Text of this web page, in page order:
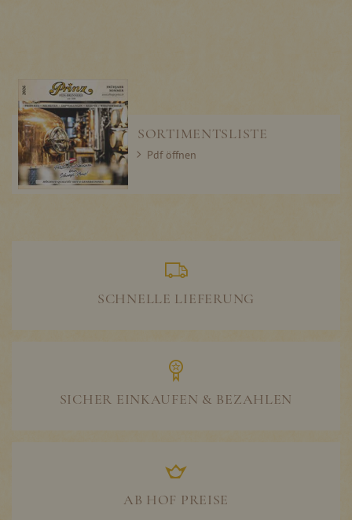
SORTIMENTSLISTE
Pdf öffnen
SCHNELLE LIEFERUNG
SICHER EINKAUFEN & BEZAHLEN
AB HOF PREISE